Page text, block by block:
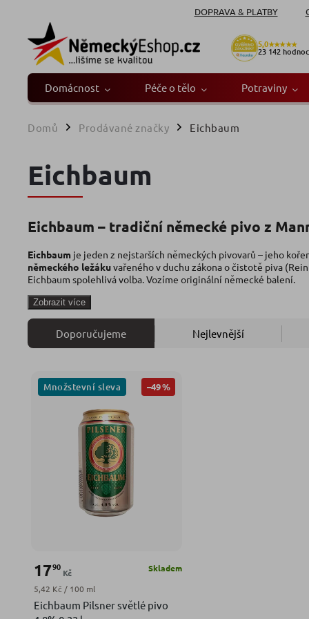
DOPRAVA & PLATBY
5,0★★★★★
23 142
Domácnost Péče o tělo Potraviny
Domů / Prodávané značky / Eichbaum
Eichbaum
Eichbaum – tradiční německé pivo z
Eichbaum je jeden z nejstarších německých pivovarů – jeho
německého ležákuvařeného v duchu zákona o čistotě piva
Eichbaum spolehlivá volba. Vozíme originální německé balení.
Zobrazit více
Doporučujeme Nejlevnější
Množstevní sleva –49 %
Eichbaum Pilsner světlé pivo
Skladem
1790
Kč
Měrná cena:
5,42 Kč / 100 ml